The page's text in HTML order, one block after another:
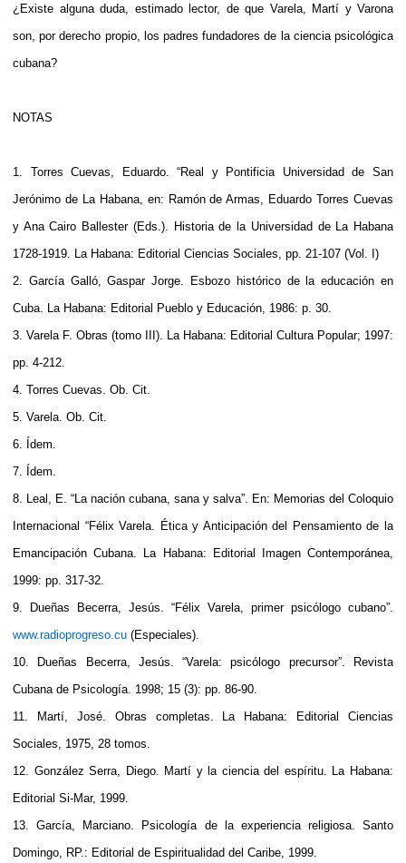
¿Existe alguna duda, estimado lector, de que Varela, Martí y Varona
son, por derecho propio, los padres fundadores de la ciencia psicológica
cubana?
NOTAS
1. Torres Cuevas, Eduardo. “Real y Pontificia Universidad de San
Jerónimo de La Habana, en: Ramón de Armas, Eduardo Torres Cuevas
y Ana Cairo Ballester (Eds.). Historia de la Universidad de La Habana
1728-1919. La Habana: Editorial Ciencias Sociales, pp. 21-107 (Vol. I)
2. García Galló, Gaspar Jorge. Esbozo histórico de la educación en
Cuba. La Habana: Editorial Pueblo y Educación, 1986: p. 30.
3. Varela F. Obras (tomo III). La Habana: Editorial Cultura Popular; 1997:
pp. 4-212.
4. Torres Cuevas. Ob. Cit.
5. Varela. Ob. Cit.
6. Ídem.
7. Ídem.
8. Leal, E. “La nación cubana, sana y salva”. En: Memorias del Coloquio
Internacional “Félix Varela. Ética y Anticipación del Pensamiento de la
Emancipación Cubana. La Habana: Editorial Imagen Contemporánea,
1999: pp. 317-32.
9. Dueñas Becerra, Jesús. “Félix Varela, primer psicólogo cubano”.
www.radioprogreso.cu (Especiales).
10. Dueñas Becerra, Jesús. “Varela: psicólogo precursor”. Revista
Cubana de Psicología. 1998; 15 (3): pp. 86-90.
11. Martí, José. Obras completas. La Habana: Editorial Ciencias
Sociales, 1975, 28 tomos.
12. González Serra, Diego. Martí y la ciencia del espíritu. La Habana:
Editorial Si-Mar, 1999.
13. García, Marciano. Psicología de la experiencia religiosa. Santo
Domingo, RP.: Editorial de Espiritualidad del Caribe, 1999.